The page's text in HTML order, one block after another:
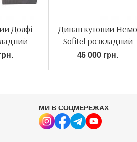
Долфі
Диван кутовий Немо
Sofitel розкладний
46 000 грн.
МИ В СОЦМЕРЕЖАХ